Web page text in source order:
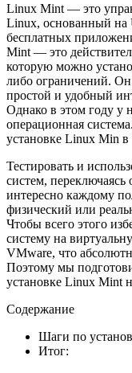
Linux Mint — это
Linux, основанный на
бесплатных
Mint — это
которую можно
либо ограничений.
простой и удобный
Однако в этом году у
операционная
установке Linux Min в
Тестировать и
систем, переключаясь
интересно каждому
физический или
Чтобы всего этого
систему на
VMware, что
Поэтому мы
установке Linux Mint
Содержание
Шаги по
Итог: